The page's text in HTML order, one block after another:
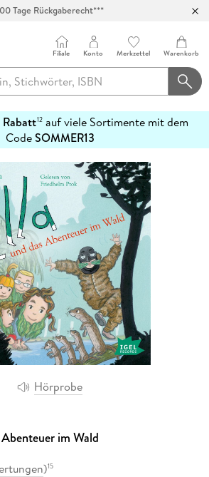
Filiale Konto Merkzettel Warenkorb
Rabatt12auf viele Sortimente mit dem
CodeSOMMER13
Hörprobe
im Wald
)15